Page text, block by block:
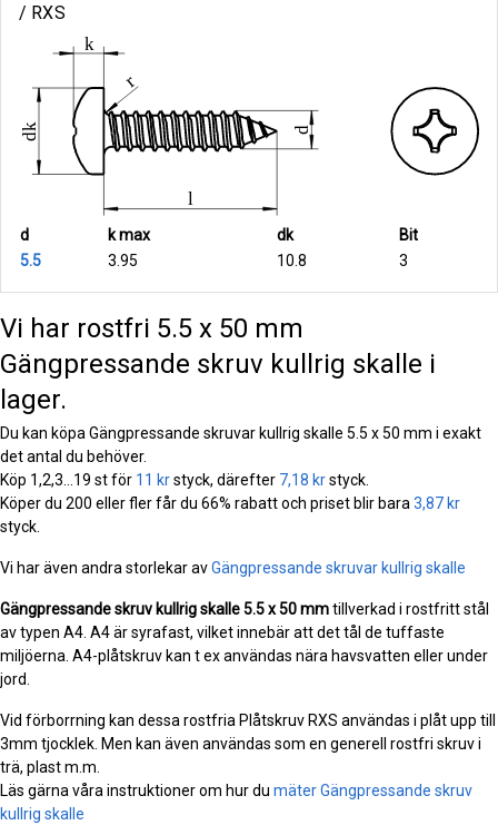
/ RXS
d k max dk
Bit
5.5
3.95 10.8 3
Vi har rostfri 5.5 x 50 mm
Gängpressande skruv kullrig skalle i
lager.
Du kan köpa Gängpressande skruvar kullrig skalle 5.5 x 50 mm i exakt
det antal du behöver.
Köp 1,2,3...19 st för 11 krstyck, därefter 7,18 krstyck.
Köper du 200 eller fler får du 66% rabatt och priset blir bara3,87 kr
styck.
Vi har även andra storlekar avGängpressande skruvar kullrig skalle
Gängpressande skruv kullrig skalle5.5 x 50 mmtillverkad i rostfritt stål
av typen A4. A4 är syrafast, vilket innebär att det tål de tuffaste
miljöerna. A4-plåtskruv kan t ex användas nära havsvatten eller under
jord.
Vid förborrning kan dessa rostfria Plåtskruv RXS användas i plåt upp till
3mm tjocklek. Men kan även användas som en generell rostfri skruv i
trä, plast m.m.
Läs gärna våra instruktioner om hur du mäter Gängpressande skruv
kullrig skalle